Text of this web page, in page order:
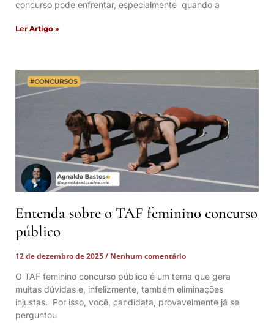
concurso pode enfrentar, especialmente quando a
Ler Artigo »
Entenda sobre o TAF feminino concurso
público
12 de dezembro de 2025
Nenhum comentário
O TAF feminino concurso público é um tema que gera
muitas dúvidas e, infelizmente, também eliminações
injustas. Por isso, você, candidata, provavelmente já se
perguntou